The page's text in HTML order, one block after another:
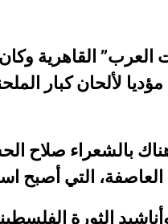
“صوت العرب”
لألحان كبار
بالشعراء صلاح
صوت العاصفة، التي